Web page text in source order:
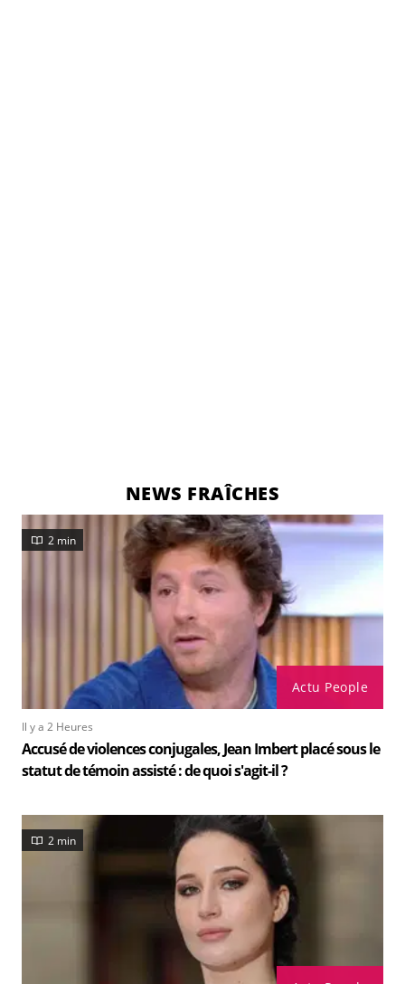
NEWS FRAÎCHES
Actu People
2 min
Il y a 2 Heures
Accusé de violences conjugales, Jean Imbert placé sous le
statut de témoin assisté : de quoi s'agit-il ?
2 min